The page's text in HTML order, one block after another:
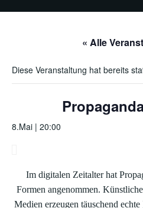
« Alle
Diese Veranstaltung hat bereits
8.Mai | 20:00
Im digitalen Zeitalter hat
Formen angenommen.
Medien erzeugen täuschend